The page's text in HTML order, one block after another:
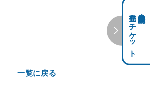
一覧に戻る
前売りチケット